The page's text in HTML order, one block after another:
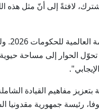
لافتةً إلى أنّ مثل هذه
وقالت: " سُعدتُ
الحوار إلى مساحة
مفاهيم القيادة
رئيسة جمهورية مقدونيا